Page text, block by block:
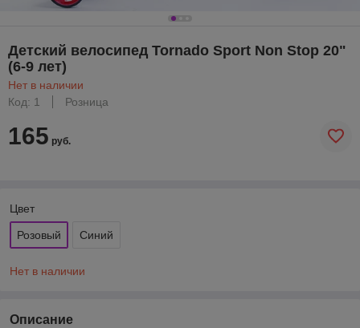
Детский велосипед Tornado Sport Non Stop 20"
(6-9 лет)
Нет в наличии
Код: 1
Розница
165 руб.
Цвет
Розовый Синий
Нет в наличии
Описание